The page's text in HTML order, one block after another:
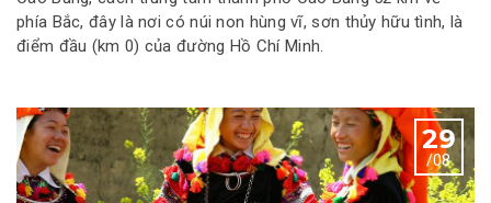
phía Bắc, đây là nơi có núi non hùng vĩ, sơn thủy hữu tình, là
điểm đầu (km 0) của đường Hồ Chí Minh.
29
/08